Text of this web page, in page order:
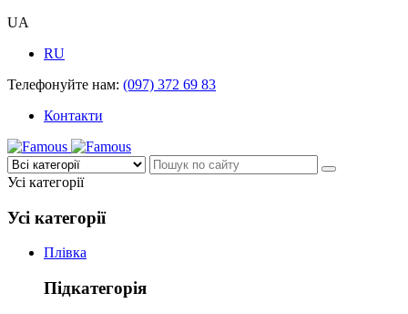
UA
RU
Телефонуйте нам: (097) 372 69 83
Контакти
Усі категорії
Усі категорії
Плівка
Підкатегорія